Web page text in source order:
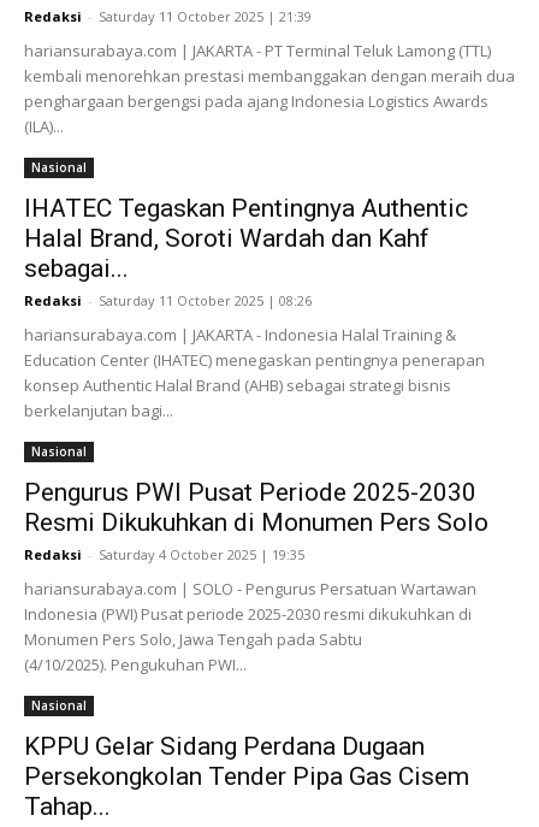
Redaksi - Saturday 11 October 2025 | 21:39
hariansurabaya.com | JAKARTA - PT Terminal Teluk Lamong (TTL)
kembali menorehkan prestasi membanggakan dengan meraih dua
penghargaan bergengsi pada ajang Indonesia Logistics Awards
(ILA)...
Nasional
IHATEC Tegaskan Pentingnya Authentic
Halal Brand, Soroti Wardah dan Kahf
sebagai...
Redaksi - Saturday 11 October 2025 | 08:26
hariansurabaya.com | JAKARTA - Indonesia Halal Training &
Education Center (IHATEC) menegaskan pentingnya penerapan
konsep Authentic Halal Brand (AHB) sebagai strategi bisnis
berkelanjutan bagi...
Nasional
Pengurus PWI Pusat Periode 2025-2030
Resmi Dikukuhkan di Monumen Pers Solo
Redaksi - Saturday 4 October 2025 | 19:35
hariansurabaya.com | SOLO - Pengurus Persatuan Wartawan
Indonesia (PWI) Pusat periode 2025-2030 resmi dikukuhkan di
Monumen Pers Solo, Jawa Tengah pada Sabtu
(4/10/2025). Pengukuhan PWI...
Nasional
KPPU Gelar Sidang Perdana Dugaan
Persekongkolan Tender Pipa Gas Cisem
Tahap...